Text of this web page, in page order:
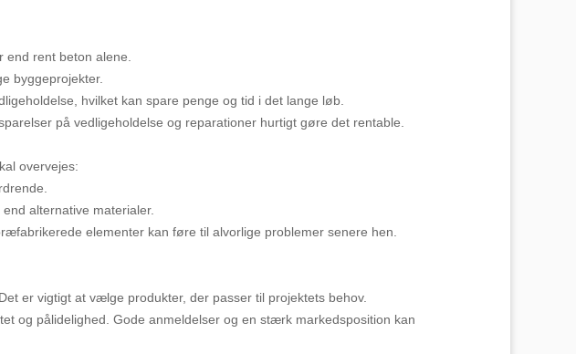
rent beton alene.
byggeprojekter.
hvilket kan spare penge og tid i det lange løb.
på vedligeholdelse og reparationer hurtigt gøre det rentable.
overvejes:
alternative materialer.
elementer kan føre til alvorlige problemer senere hen.
er vigtigt at vælge produkter, der passer til projektets behov.
og pålidelighed. Gode anmeldelser og en stærk markedsposition kan